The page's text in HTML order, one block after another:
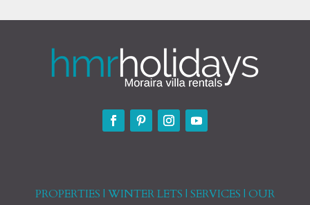
PROPERTIES | WINTER LETS | SERVICES | OUR